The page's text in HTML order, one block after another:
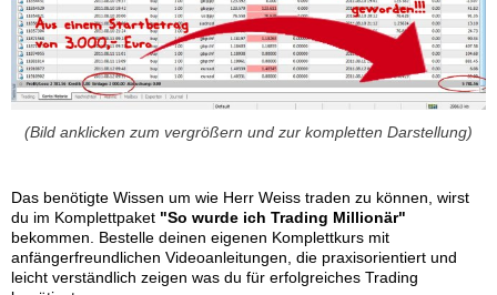
(Bild anklicken zum vergrößern und zur kompletten Darstellung)
Das benötigte Wissen um wie Herr Weiss traden zu können, wirst
du im Komplettpaket "So wurde ich Trading Millionär"
bekommen. Bestelle deinen eigenen Komplettkurs mit
anfängerfreundlichen Videoanleitungen, die praxisorientiert und
leicht verständlich zeigen was du für erfolgreiches Trading